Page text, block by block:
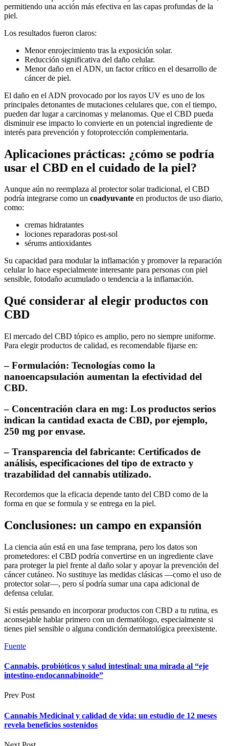
permitiendo una acción más efectiva en las capas profundas de la
piel.
Los resultados fueron claros:
Menor enrojecimiento tras la exposición solar.
Reducción significativa del daño celular.
Menor daño en el ADN, un factor crítico en el desarrollo de
cáncer de piel.
El daño en el ADN provocado por los rayos UV es uno de los
principales detonantes de mutaciones celulares que, con el tiempo,
pueden dar lugar a carcinomas y melanomas. Que el CBD pueda
disminuir ese impacto lo convierte en un potencial ingrediente de
interés para prevención y fotoprotección complementaria.
Aplicaciones prácticas: ¿cómo se podría
usar el CBD en el cuidado de la piel?
Aunque aún no reemplaza al protector solar tradicional, el CBD
podría integrarse como un coadyuvante en productos de uso diario,
como:
cremas hidratantes
lociones reparadoras post-sol
sérums antioxidantes
Su capacidad para modular la inflamación y promover la reparación
celular lo hace especialmente interesante para personas con piel
sensible, fotodaño acumulado o tendencia a la inflamación.
Qué considerar al elegir productos con
CBD
El mercado del CBD tópico es amplio, pero no siempre uniforme.
Para elegir productos de calidad, es recomendable fijarse en:
– Formulación: Tecnologías como la
nanoencapsulación aumentan la efectividad del
CBD.
– Concentración clara en mg: Los productos serios
indican la cantidad exacta de CBD, por ejemplo,
250 mg por envase.
– Transparencia del fabricante: Certificados de
análisis, especificaciones del tipo de extracto y
trazabilidad del cannabis utilizado.
Recordemos que la eficacia depende tanto del CBD como de la
forma en que se formula y se entrega en la piel.
Conclusiones: un campo en expansión
La ciencia aún está en una fase temprana, pero los datos son
prometedores: el CBD podría convertirse en un ingrediente clave
para proteger la piel frente al daño solar y apoyar la prevención del
cáncer cutáneo. No sustituye las medidas clásicas —como el uso de
protector solar—, pero sí podría sumar una capa adicional de
defensa celular.
Si estás pensando en incorporar productos con CBD a tu rutina, es
aconsejable hablar primero con un dermatólogo, especialmente si
tienes piel sensible o alguna condición dermatológica preexistente.
Fuente
Cannabis, probióticos y salud intestinal: una mirada al “eje
intestino-endocannabinoide”
Prev Post
Cannabis Medicinal y calidad de vida: un estudio de 12 meses
revela beneficios sostenidos